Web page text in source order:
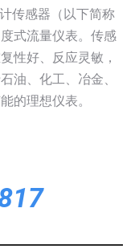
传感器（以下简称
式流量仪表。传感
性好、反应灵敏，
油、化工、冶金、
的理想仪表。